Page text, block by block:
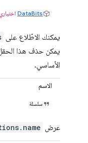
DataBits اختياري
يمكنك الاطّلاع على
يمكن حذف هذا الحقل
الأساسي.
الاسم
سلسلة
عرض